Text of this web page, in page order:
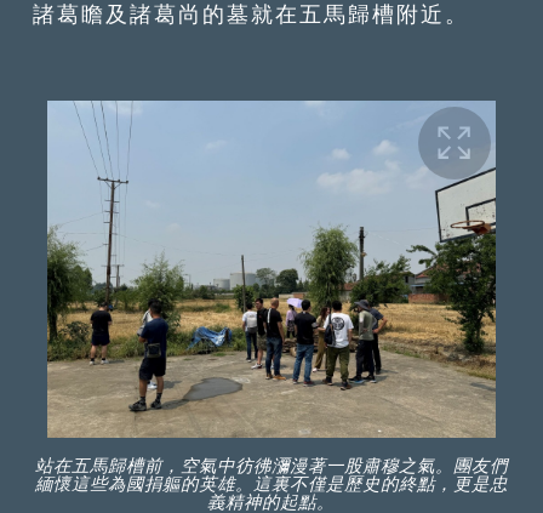
諸葛瞻及諸葛尚的墓就在五馬歸槽附近。
站在五馬歸槽前，空氣中彷彿瀰漫著一股肅穆之氣。團友們
緬懷這些為國捐軀的英雄。這裏不僅是歷史的終點，更是忠
義精神的起點。